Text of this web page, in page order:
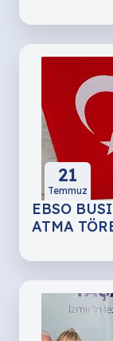
21
Temmuz
EBSO
ATMA